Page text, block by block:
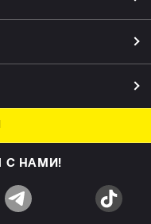
С НАМИ!